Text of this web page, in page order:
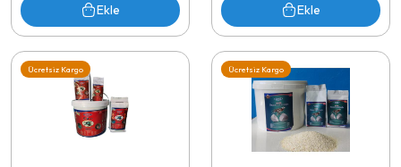
Ekle Ekle
Ücretsiz Kargo Ücretsiz Kargo